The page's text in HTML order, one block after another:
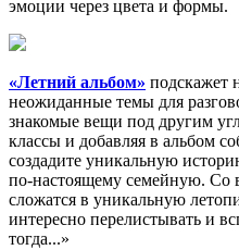
эмоции через цвета и формы.
«Летний альбом» подскажет
неожиданные темы для
знакомые вещи под другим
классы и добавляя в альбом
создадите уникальную
по-настоящему семейную. Со
сложатся в уникальную
интересно перелистывать и
тогда...»